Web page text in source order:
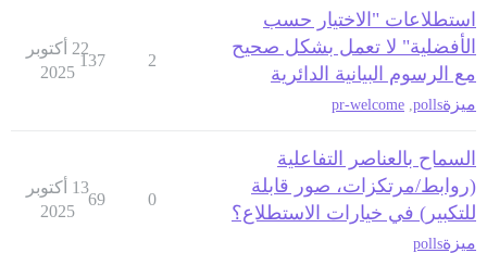
استطلاعات "الاختيار حسب
الأفضلية" لا تعمل بشكل صحيح
مع الرسوم البيانية الدائرية
ميزةpolls
pr-welcome
2
137
22 أكتوبر
2025
السماح بالعناصر التفاعلية
(روابط/مرتكزات، صور قابلة
للتكبير) في خيارات الاستطلاع؟
ميزةpolls
0
69
13 أكتوبر
2025